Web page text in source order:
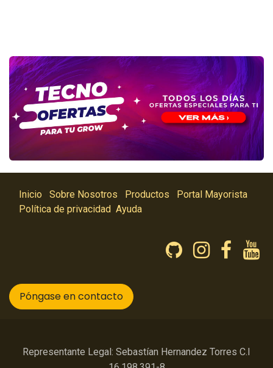
Inicio Sobre Nosotros Productos
Portal Mayorista
Política de privacidad Ayuda
Póngase en contacto
Representante Legal: Sebastían Hernandez Torres C.I